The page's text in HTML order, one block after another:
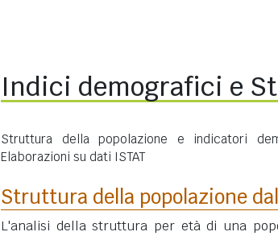
Indici demografici e
Struttura della popolazione e indicatori
Elaborazioni su dati ISTAT
Struttura della popolazione
L'analisi della struttura per età di una